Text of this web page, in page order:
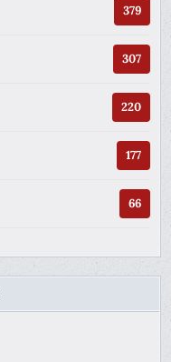
379
307
220
177
66